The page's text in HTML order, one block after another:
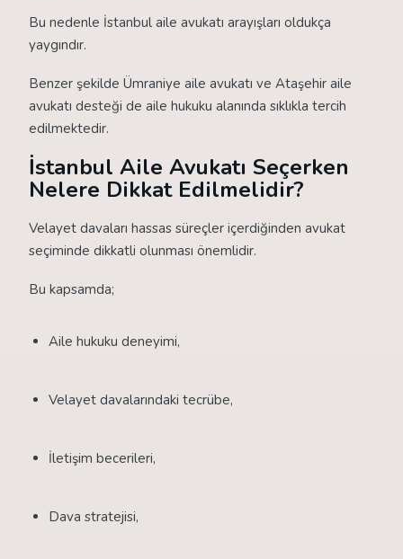
Bu nedenle İstanbul aile avukatı arayışları oldukça
yaygındır.
Benzer şekilde Ümraniye aile avukatı ve Ataşehir aile
avukatı desteği de aile hukuku alanında sıklıkla tercih
edilmektedir.
İstanbul Aile Avukatı Seçerken
Nelere Dikkat Edilmelidir?
Velayet davaları hassas süreçler içerdiğinden avukat
seçiminde dikkatli olunması önemlidir.
Bu kapsamda;
Aile hukuku deneyimi,
Velayet davalarındaki tecrübe,
İletişim becerileri,
Dava stratejisi,